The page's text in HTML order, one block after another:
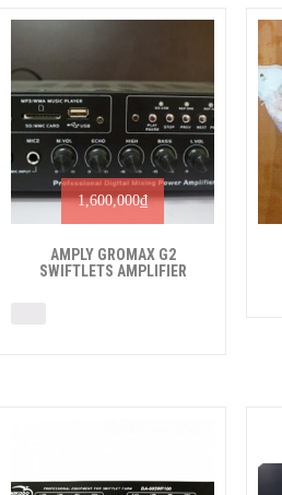
1,600,000₫
AMPLY GROMAX G2
SWIFTLETS AMPLIFIER